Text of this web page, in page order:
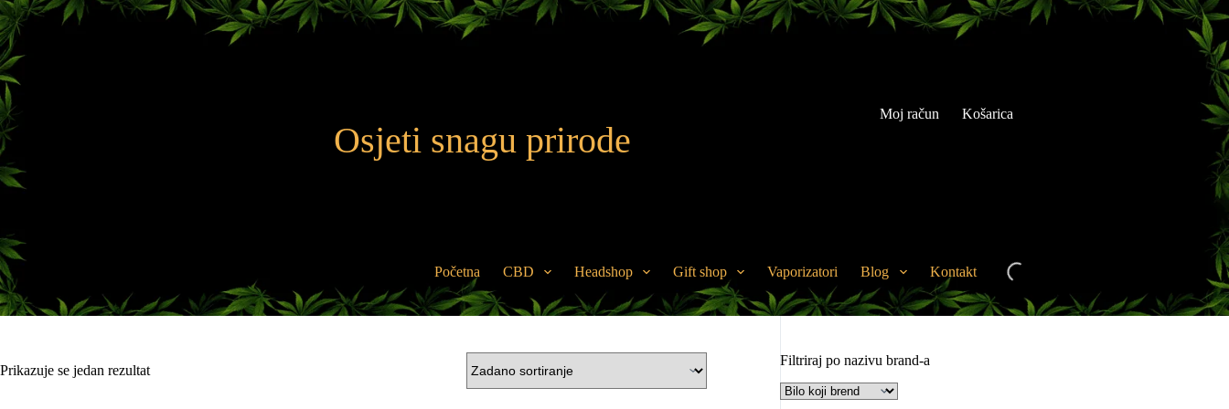
Preskoči
na
sadržaj
Osjeti snagu prirode
Moj račun Košarica
Početna CBD Headshop Gift shop Vaporizatori Blog Kontakt
Prikazuje se jedan rezultat
Filtriraj po nazivu brand-a